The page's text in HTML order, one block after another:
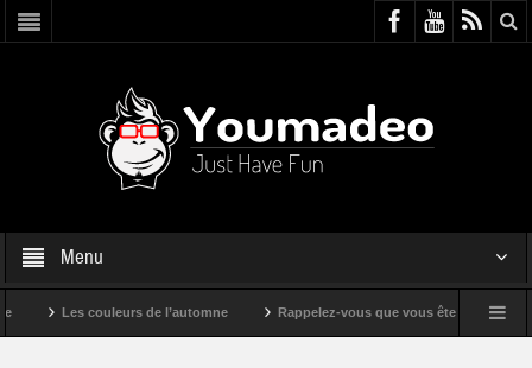
Menu
Les couleurs de l’automne Rappelez-vous que vous êtes super !